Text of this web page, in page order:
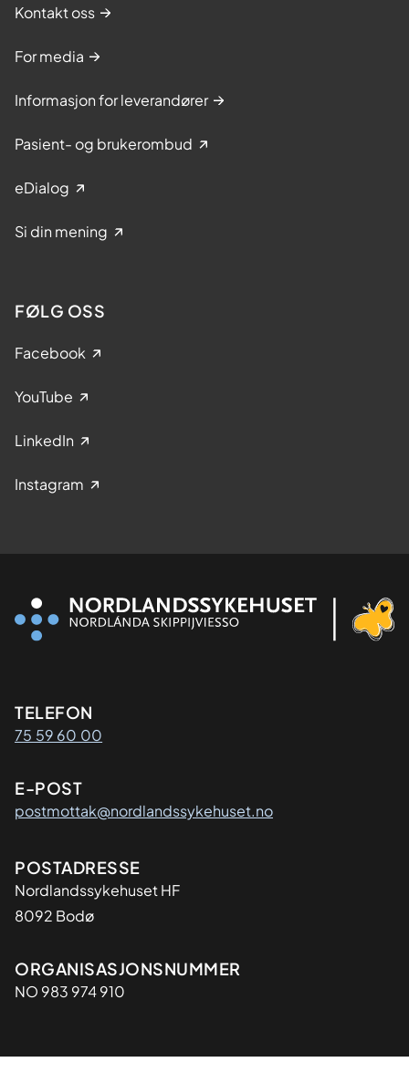
Kontakt oss
For media
Informasjon for leverandører
Pasient- og brukerombud
eDialog
Si din mening
FØLG OSS
Facebook
YouTube
LinkedIn
Instagram
Kontaktinformasjon
TELEFON
75 59 60 00
E-POST
postmottak@nordlandssykehuset.no
Adresse
POSTADRESSE
Nordlandssykehuset HF
8092 Bodø
Organisasjon
ORGANISASJONSNUMMER
NO 983 974 910